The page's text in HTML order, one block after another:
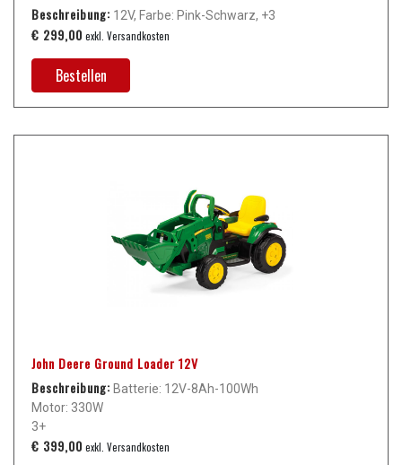
Beschreibung: 12V, Farbe: Pink-Schwarz, +3
€ 299,00 exkl. Versandkosten
Bestellen
John Deere Ground Loader 12V
Beschreibung: Batterie: 12V-8Ah-100Wh
Motor: 330W
3+
€ 399,00 exkl. Versandkosten